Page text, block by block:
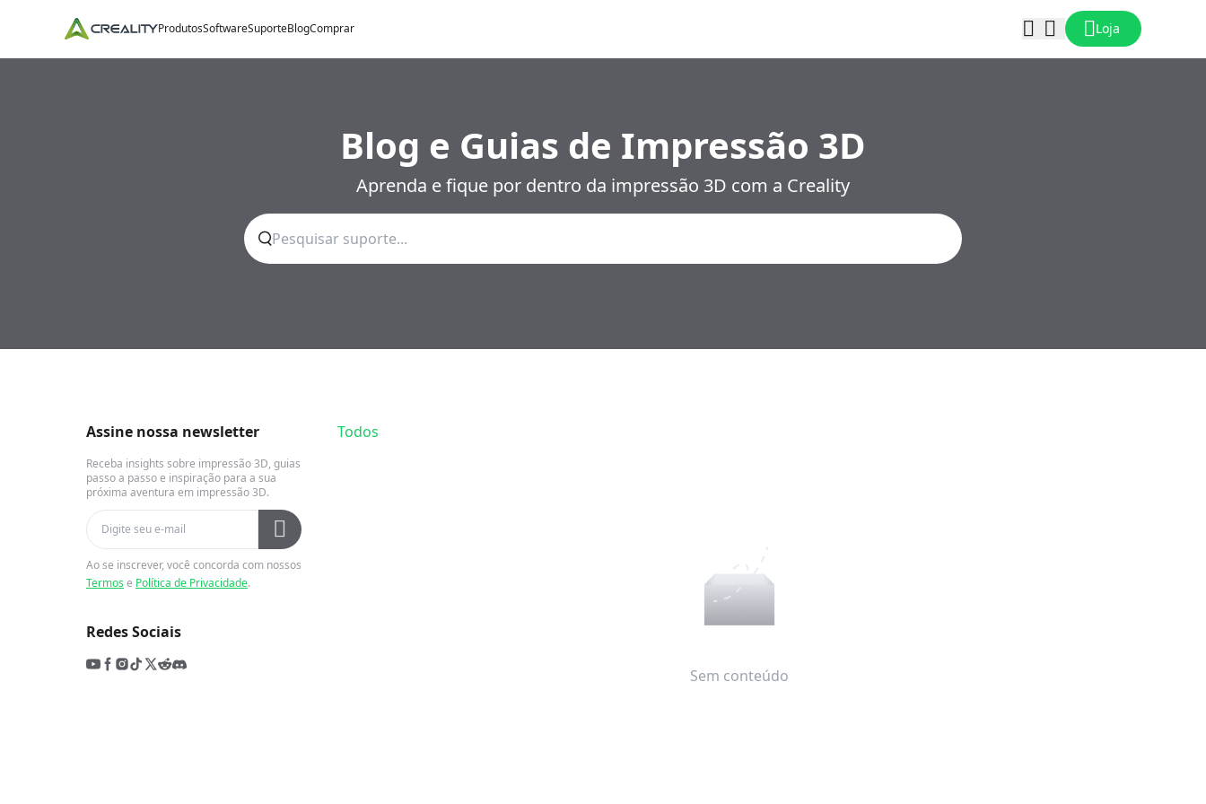
ProdutosSoftwareSuporteBlogComprar Loja
Blog e Guias de Impressão 3D
Aprenda e fique por dentro da impressão 3D com a Creality
Assine nossa newsletter
Receba insights sobre impressão 3D, guias
passo a passo e inspiração para a sua
próxima aventura em impressão 3D.
Ao se inscrever, você concorda com nossos
Termose Política de Privacidade.
Redes Sociais
Todos
Sem conteúdo